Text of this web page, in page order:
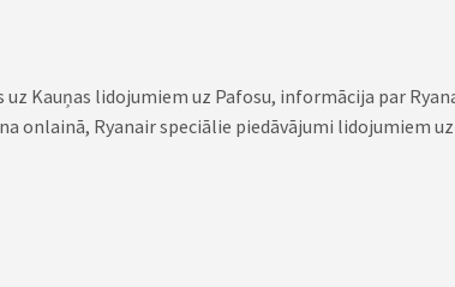
uz Kauņas lidojumiem uz Pafosu, informācija par
onlainā, Ryanair speciālie piedāvājumi lidojumiem